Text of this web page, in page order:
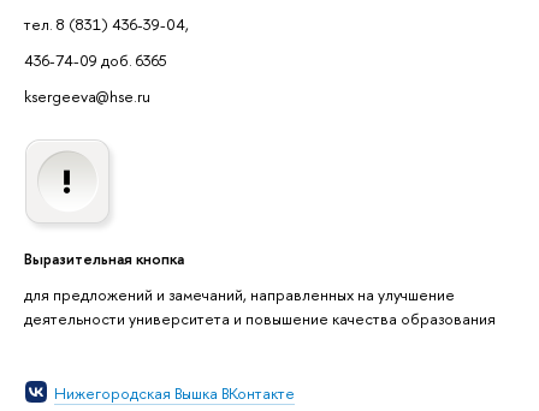
тел. 8 (831) 436-39-04,
436-74-09 доб. 6365
ksergeeva@hse.ru
Выразительная кнопка
для предложений и замечаний, направленных на улучшение
деятельности университета и повышение качества образования
Нижегородская Вышка ВКонтакте